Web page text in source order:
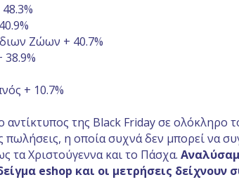
Ζώων + 40.7%
+ 10.7%
αντίκτυπος της Black Friday σε ολόκληρο
πωλήσεις, η οποία συχνά δεν μπορεί να
τα Χριστούγεννα και το Πάσχα.
eshop και οι μετρήσεις δείχνουν